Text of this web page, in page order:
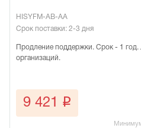
HISYFM-AB-AA
Срок поставки: 2-3 дня
Продление поддержки. Срок - 1
организаций.
9 421 q